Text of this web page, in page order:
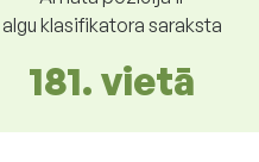
algu klasifikatora saraksta
181. vietā